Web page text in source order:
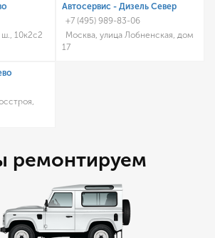
10к2с2
Автосервис - Дизель Север
+7 (495) 989-83-06
Москва, улица Лобненская, дом
17
ремонтируем